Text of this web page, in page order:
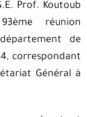
Prof. Koutoub
réunion
de
correspondant
Général à